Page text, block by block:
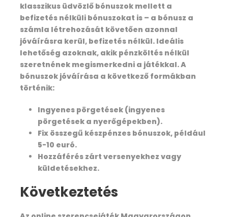
klasszikus üdvözlő bónuszok mellett a
befizetés nélküli bónuszokat is – a bónusz a
számla létrehozását követően azonnal
jóváírásra kerül, befizetés nélkül. Ideális
lehetőség azoknak, akik pénzköltés nélkül
szeretnének megismerkedni a játékkal. A
bónuszok jóváírása a következő formákban
történik:
Ingyenes pörgetések (ingyenes
pörgetések a nyerőgépekben).
Fix összegű készpénzes bónuszok, például
5-10 euró.
Hozzáférés zárt versenyekhez vagy
küldetésekhez.
Következtetés